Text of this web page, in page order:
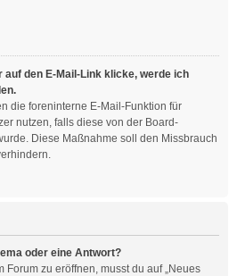
auf den E-Mail-Link klicke, werde ich
die foreninterne E-Mail-Funktion für
nutzen, falls diese von der Board-
Diese Maßnahme soll den Missbrauch
oder eine Antwort?
Forum zu eröffnen, musst du auf „Neues